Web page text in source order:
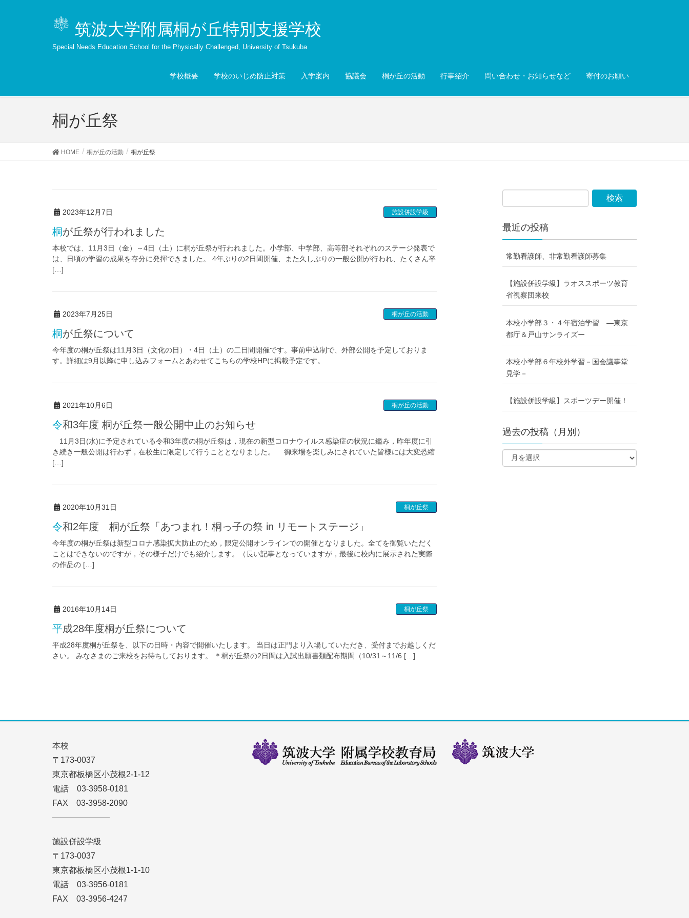
筑波大学附属桐が丘特別支援学校
Special Needs Education School for the Physically Challenged, University of Tsukuba
学校概要 学校のいじめ防止対策 入学案内 協議会 桐が丘の活動 行事紹介 問い合わせ・お知らせなど 寄付のお願い
桐が丘祭
HOME 桐が丘の活動 桐が丘祭
2023年12月7日 施設併設学級
桐が丘祭が行われました
本校では、11月3日（金）～4日（土）に桐が丘祭が行われました。小学部、中学部、高等部それぞれのステージ発表で
は、日頃の学習の成果を存分に発揮できました。 4年ぶりの2日間開催、また久しぶりの一般公開が行われ、たくさん卒
[…]
2023年7月25日 桐が丘の活動
桐が丘祭について
今年度の桐が丘祭は11月3日（文化の日）・4日（土）の二日間開催です。事前申込制で、外部公開を予定しておりま
す。詳細は9月以降に申し込みフォームとあわせてこちらの学校HPに掲載予定です。
2021年10月6日 桐が丘の活動
令和3年度 桐が丘祭一般公開中止のお知らせ
11月3日(水)に予定されている令和3年度の桐が丘祭は，現在の新型コロナウイルス感染症の状況に鑑み，昨年度に引
き続き一般公開は行わず，在校生に限定して行うこととなりました。 御来場を楽しみにされていた皆様には大変恐縮
[…]
2020年10月31日 桐が丘祭
令和2年度 桐が丘祭「あつまれ！桐っ子の祭 in リモートステージ」
今年度の桐が丘祭は新型コロナ感染拡大防止のため，限定公開オンラインでの開催となりました。全てを御覧いただく
ことはできないのですが，その様子だけでも紹介します。（長い記事となっていますが，最後に校内に展示された実際
の作品の […]
2016年10月14日 桐が丘祭
平成28年度桐が丘祭について
平成28年度桐が丘祭を、以下の日時・内容で開催いたします。 当日は正門より入場していただき、受付までお越しくだ
さい。 みなさまのご来校をお待ちしております。 ＊桐が丘祭の2日間は入試出願書類配布期間（10/31～11/6 […]
最近の投稿
常勤看護師、非常勤看護師募集
【施設併設学級】ラオススポーツ教育
省視察団来校
本校小学部３・４年宿泊学習 ―東京
都庁＆戸山サンライズー
本校小学部６年校外学習－国会議事堂
見学－
【施設併設学級】スポーツデー開催！
過去の投稿（月別）
本校
〒173-0037
東京都板橋区小茂根2-1-12
電話 03-3958-0181
FAX 03-3958-2090
———————
施設併設学級
〒173-0037
東京都板橋区小茂根1-1-10
電話 03-3956-0181
FAX 03-3956-4247